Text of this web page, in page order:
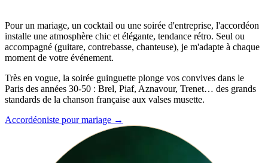
Pour un mariage, un cocktail ou une soirée d'entreprise, l'accordéon
installe une atmosphère chic et élégante, tendance rétro. Seul ou
accompagné (guitare, contrebasse, chanteuse), je m'adapte à chaque
moment de votre événement.
Très en vogue, la soirée guinguette plonge vos convives dans le
Paris des années 30-50 : Brel, Piaf, Aznavour, Trenet… des grands
standards de la chanson française aux valses musette.
Accordéoniste pour mariage →